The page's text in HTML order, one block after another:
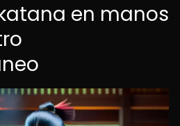
en manos